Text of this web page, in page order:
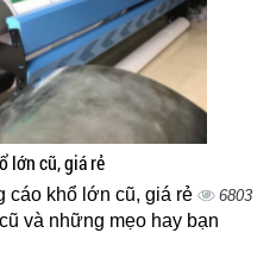
lớn cũ, giá rẻ
cáo khổ lớn cũ, giá rẻ 6803
và những mẹo hay bạn